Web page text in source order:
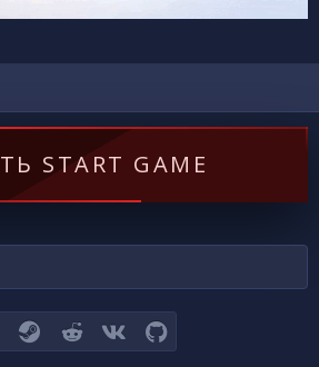
START GAME
youtubeSteamReddit VK GitHub